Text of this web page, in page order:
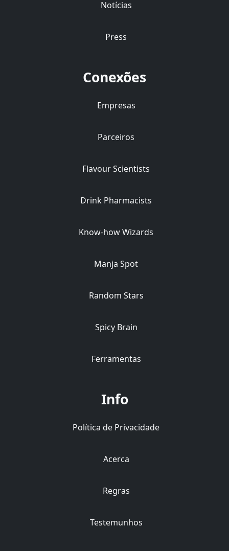
Notícias
Press
Conexões
Empresas
Parceiros
Flavour Scientists
Drink Pharmacists
Know-how Wizards
Manja Spot
Random Stars
Spicy Brain
Ferramentas
Info
Política de Privacidade
Acerca
Regras
Testemunhos